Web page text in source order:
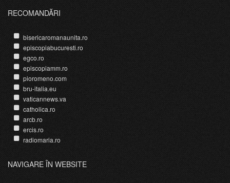
RECOMANDĂRI
bisericaromanaunita.ro
episcopiabucuresti.ro
egco.ro
episcopiamm.ro
pioromeno.com
bru-italia.eu
vaticannews.va
catholica.ro
arcb.ro
ercis.ro
radiomaria.ro
NAVIGARE ÎN WEBSITE